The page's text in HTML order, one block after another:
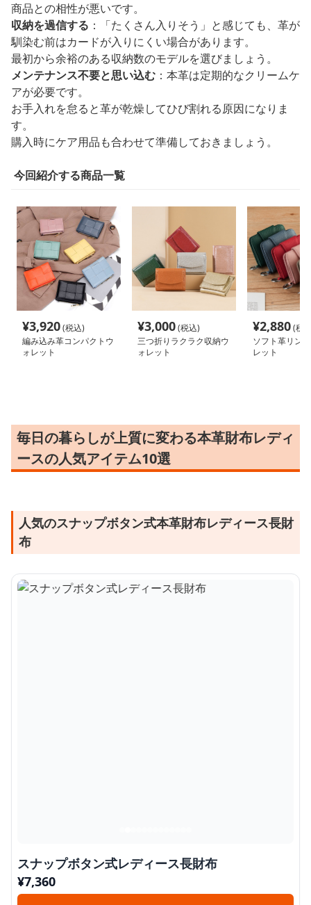
商品との相性が悪いです。
収納を過信する ：「たくさん入りそう」と感じても、革が
馴染む前はカードが入りにくい場合があります。
最初から余裕のある収納数のモデルを選びましょう。
メンテナンス不要と思い込む ：本革は定期的なクリームケ
アが必要です。
お手入れを怠ると革が乾燥してひび割れる原因になりま
す。
購入時にケア用品も合わせて準備しておきましょう。
今回紹介する商品一覧
¥3,920(税込)
編み込み革コンパクトウ
ォレット
¥3,000(税込)
三つ折りラクラク収納ウ
ォレット
¥2,880(税
ソフト革リン
レット
毎日の暮らしが上質に変わる本革財布レディ
ースの人気アイテム10選
人気のスナップボタン式本革財布レディース長財
布
スナップボタン式レディース長財布
¥7,360